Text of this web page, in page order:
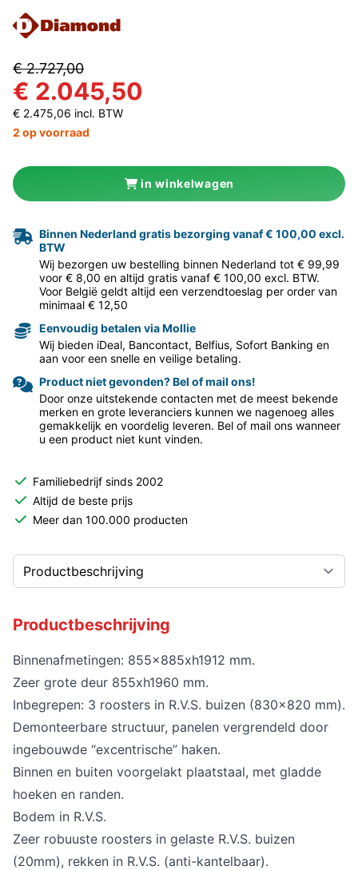
€ 2.727,00
€ 2.045,50
€ 2.475,06 incl. BTW
2 op voorraad
in winkelwagen
Binnen Nederland gratis bezorging vanaf € 100,00 excl.
BTW
Wij bezorgen uw bestelling binnen Nederland tot € 99,99
voor € 8,00 en altijd gratis vanaf € 100,00 excl. BTW.
Voor België geldt altijd een verzendtoeslag per order van
minimaal € 12,50
Eenvoudig betalen via Mollie
Wij bieden iDeal, Bancontact, Belfius, Sofort Banking en
aan voor een snelle en veilige betaling.
Product niet gevonden? Bel of mail ons!
Door onze uitstekende contacten met de meest bekende
merken en grote leveranciers kunnen we nagenoeg alles
gemakkelijk en voordelig leveren. Bel of mail ons wanneer
u een product niet kunt vinden.
Familiebedrijf sinds 2002
Altijd de beste prijs
Meer dan 100.000 producten
Productbeschrijving
Binnenafmetingen: 855x885xh1912 mm.
Zeer grote deur 855xh1960 mm.
Inbegrepen: 3 roosters in R.V.S. buizen (830x820 mm).
Demonteerbare structuur, panelen vergrendeld door
ingebouwde “excentrische” haken.
Binnen en buiten voorgelakt plaatstaal, met gladde
hoeken en randen.
Bodem in R.V.S.
Zeer robuuste roosters in gelaste R.V.S. buizen
(20mm), rekken in R.V.S. (anti-kantelbaar).